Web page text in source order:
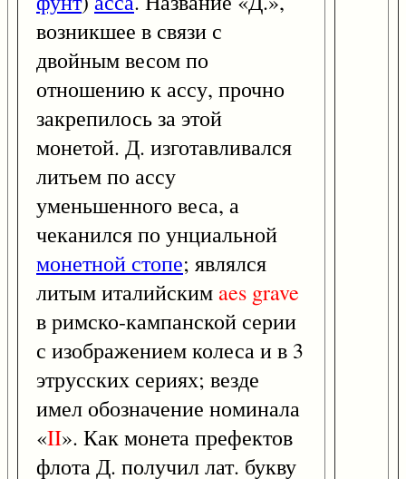
возникшее в связи с
двойным весом по
отношению к ассу, прочно
закрепилось за этой
монетой. Д. изготавливался
литьем по ассу
уменьшенного веса, а
чеканился по унциальной
монетной стопе; являлся
литым италийским aes grave
в римско-кампанской серии
с изображением колеса и в 3
этрусских сериях; везде
имел обозначение номинала
«II». Как монета префектов
флота Д. получил лат. букву